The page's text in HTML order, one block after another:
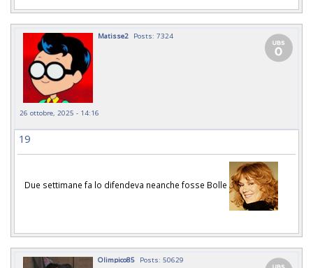
Matisse2 Posts: 7324
26 ottobre, 2025 - 14:16
19
Due settimane fa lo difendeva neanche fosse Bolle
Olimpico85 Posts: 50629